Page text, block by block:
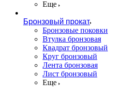
Еще
Бронзовый прокат
Бронзовые поковки
Втулка бронзовая
Квадрат бронзовый
Круг бронзовый
Лента бронзовая
Лист бронзовый
Еще